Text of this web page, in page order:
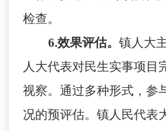
检查。
6.效果评估。 镇人大
人大代表对民生实事项目
视察。通过多种形式，参
况的预评估。镇人民代表